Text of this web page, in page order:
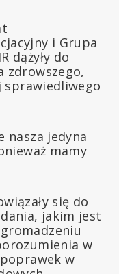
i Grupa
dążyły do
zdrowszego,
sprawiedliwego
nasza jedyna
mamy
się do
jakim jest
w
w